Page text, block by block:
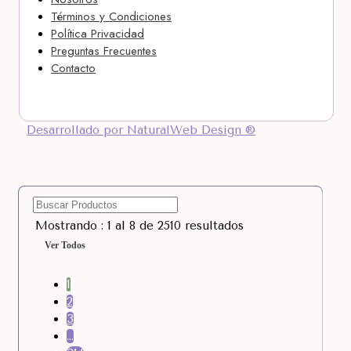
Términos y Condiciones
Política Privacidad
Preguntas Frecuentes
Contacto
Desarrollado por NaturalWeb Design ®
Mostrando : 1 al 8 de 2510 resultados
Ver Todos
1
2
3
…